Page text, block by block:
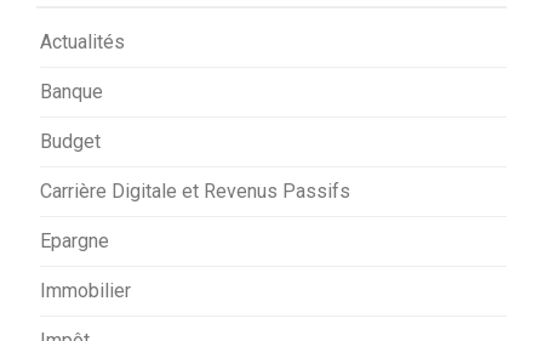
Actualités
Banque
Budget
Carrière Digitale et Revenus Passifs
Epargne
Immobilier